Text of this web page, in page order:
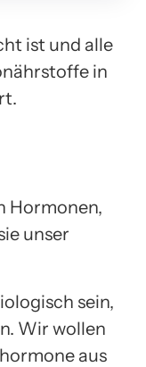
ist und alle
in
Hormonen,
unser
sein,
Wir wollen
aus